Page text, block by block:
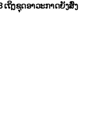
ເຖິງຊຸດອາວະກາດຍັງສົ່ງ